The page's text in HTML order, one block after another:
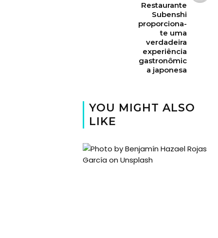
Restaurante
Subenshi
proporciona-
te uma
verdadeira
experiência
gastronômic
a japonesa
YOU MIGHT ALSO
LIKE